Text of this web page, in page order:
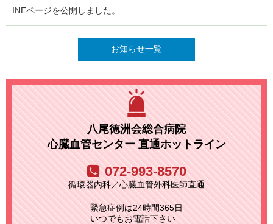
INEページを公開しました。
お知らせ一覧
八尾徳洲会総合病院
心臓血管センター 直通ホットライン
072-993-8570
循環器内科／心臓血管外科医師直通
緊急症例は24時間365日
いつでもお電話下さい